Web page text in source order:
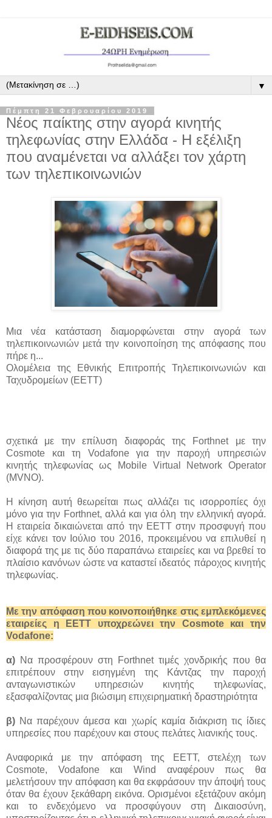
▼
Πέμπτη 21 Φεβρουαρίου 2019
Νέος παίκτης στην αγορά κινητής
τηλεφωνίας στην Ελλάδα - Η εξέλιξη
που αναμένεται να αλλάξει τον χάρτη
των τηλεπικοινωνιών
Μια νέα κατάσταση διαμορφώνεται στην αγορά των
τηλεπικοινωνιών μετά την κοινοποίηση της απόφασης που
πήρε η...
Ολομέλεια της Εθνικής Επιτροπής Τηλεπικοινωνιών και
Ταχυδρομείων (ΕΕΤΤ)
σχετικά με την επίλυση διαφοράς της Forthnet με την
Cosmote και τη Vodafone για την παροχή υπηρεσιών
κινητής τηλεφωνίας ως Mobile Virtual Network Operator
(MVNO).
Η κίνηση αυτή θεωρείται πως αλλάζει τις ισορροπίες όχι
μόνο για την Forthnet, αλλά και για όλη την ελληνική αγορά.
Η εταιρεία δικαιώνεται από την ΕΕΤΤ στην προσφυγή που
είχε κάνει τον Ιούλιο του 2016, προκειμένου να επιλυθεί η
διαφορά της με τις δύο παραπάνω εταιρείες και να βρεθεί το
πλαίσιο κανόνων ώστε να καταστεί ιδεατός πάροχος κινητής
τηλεφωνίας.
Με την απόφαση που κοινοποιήθηκε στις εμπλεκόμενες
εταιρείες η ΕΕΤΤ υποχρεώνει την Cosmote και την
Vodafone:
α) Να προσφέρουν στη Forthnet τιμές χονδρικής που θα
επιτρέπουν στην εισηγμένη της Κάντζας την παροχή
ανταγωνιστικών υπηρεσιών κινητής τηλεφωνίας,
εξασφαλίζοντας μια βιώσιμη επιχειρηματική δραστηριότητα
β) Να παρέχουν άμεσα και χωρίς καμία διάκριση τις ίδιες
υπηρεσίες που παρέχουν και στους πελάτες λιανικής τους.
Αναφορικά με την απόφαση της ΕΕΤΤ, στελέχη των
Cosmote, Vodafone και Wind αναφέρουν πως θα
μελετήσουν την απόφαση και θα εκφράσουν την άποψή τους
όταν θα έχουν ξεκάθαρη εικόνα. Ορισμένοι εξετάζουν ακόμη
και το ενδεχόμενο να προσφύγουν στη Δικαιοσύνη,